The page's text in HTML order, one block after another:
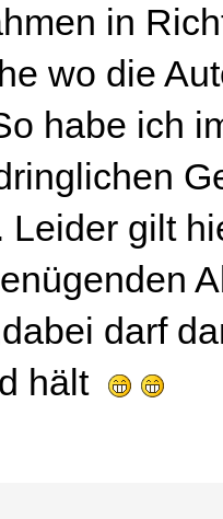
in
wo die
habe ich
Leider gilt
darf
hält